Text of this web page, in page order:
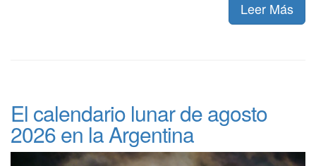
Leer Más
El calendario lunar de agosto
2026 en la Argentina